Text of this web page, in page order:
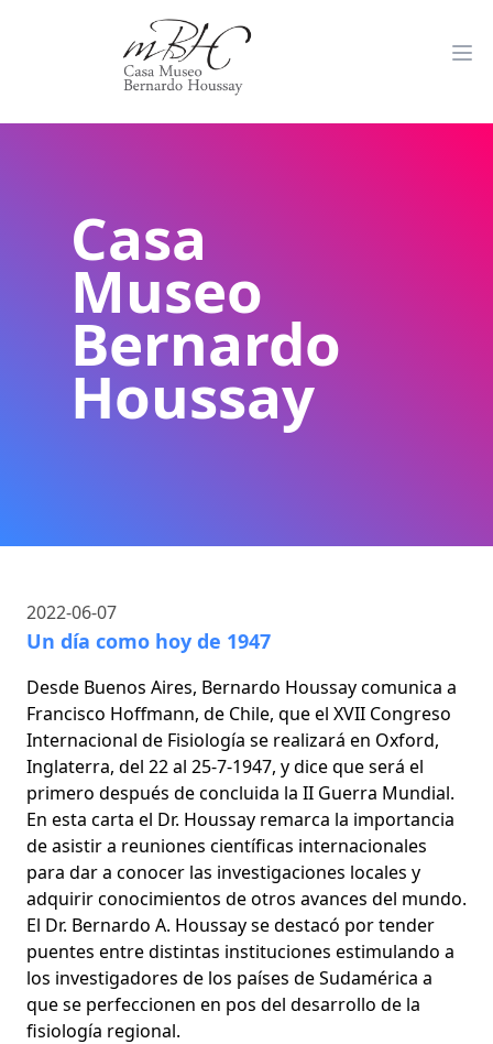
Casa
Museo
Bernardo
Houssay
2022-06-07
Un día como hoy de 1947
Desde Buenos Aires, Bernardo Houssay comunica a
Francisco Hoffmann, de Chile, que el XVII Congreso
Internacional de Fisiología se realizará en Oxford,
Inglaterra, del 22 al 25-7-1947, y dice que será el
primero después de concluida la II Guerra Mundial.
En esta carta el Dr. Houssay remarca la importancia
de asistir a reuniones científicas internacionales
para dar a conocer las investigaciones locales y
adquirir conocimientos de otros avances del mundo.
El Dr. Bernardo A. Houssay se destacó por tender
puentes entre distintas instituciones estimulando a
los investigadores de los países de Sudamérica a
que se perfeccionen en pos del desarrollo de la
fisiología regional.